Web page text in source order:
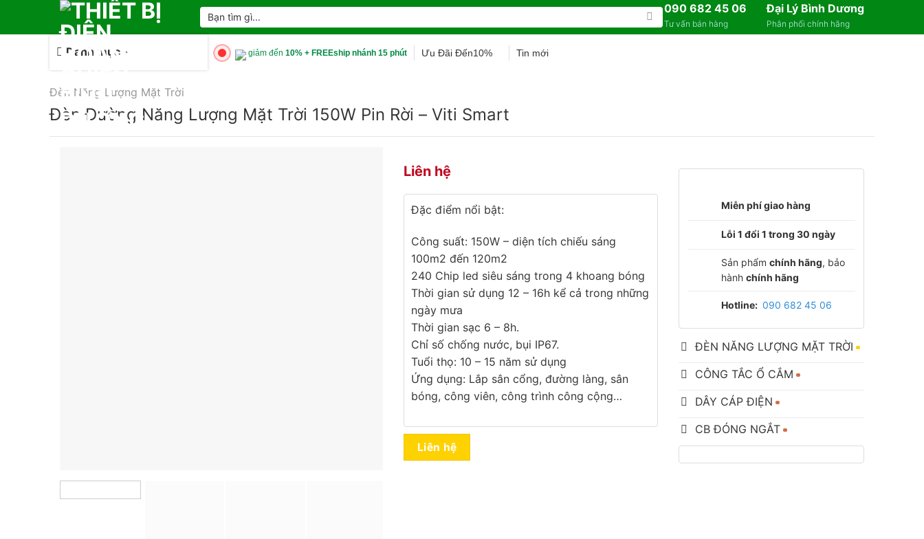
Tìm
kiếm:
090 682 45 06
Tư vấn bán hàng
Đại Lý Bình Dương
Phân phối chính hãng
Danh mục giảm đến 10% + FREEship nhánh 15 phút Ưu Đãi Đến10% Tin mới
Đèn Năng Lượng Mặt Trời
Đèn Đường Năng Lượng Mặt Trời 150W Pin Rời – Viti Smart
Liên hệ
Đặc điểm nổi bật:
Công suất: 150W – diện tích chiếu sáng
100m2 đến 120m2
240 Chip led siêu sáng trong 4 khoang bóng
Thời gian sử dụng 12 – 16h kể cả trong những
ngày mưa
Thời gian sạc 6 – 8h.
Chỉ số chống nước, bụi IP67.
Tuổi thọ: 10 – 15 năm sử dụng
Ứng dụng: Lắp sân cổng, đường làng, sân
bóng, công viên, công trình công cộng…
Liên hệ
Miễn phí giao hàng
Lỗi 1 đổi 1 trong 30 ngày
Sản phẩm chính hãng, bảo
hành chính hãng
Hotline: 090 682 45 06
ĐÈN NĂNG LƯỢNG MẶT TRỜI
CÔNG TẮC Ổ CẮM
DÂY CÁP ĐIỆN
CB ĐÓNG NGẮT